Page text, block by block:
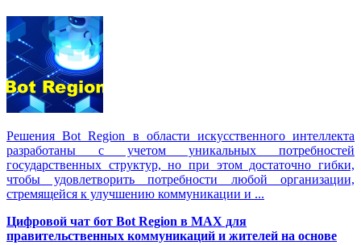
Решения Вot Region в области искусственного интеллекта
разработаны с учетом уникальных потребностей
государственных структур, но при этом достаточно гибки,
чтобы удовлетворить потребности любой организации,
стремящейся к улучшению коммуникации и ...
Цифровой чат бот Вot Region в MAX для
правительственных коммуникаций и жителей на основе